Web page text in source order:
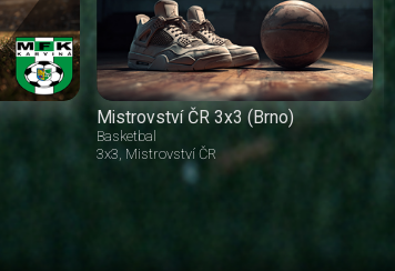
Mistrovství ČR 3x3 (Brno)
Basketbal
3x3 Mistrovství ČR